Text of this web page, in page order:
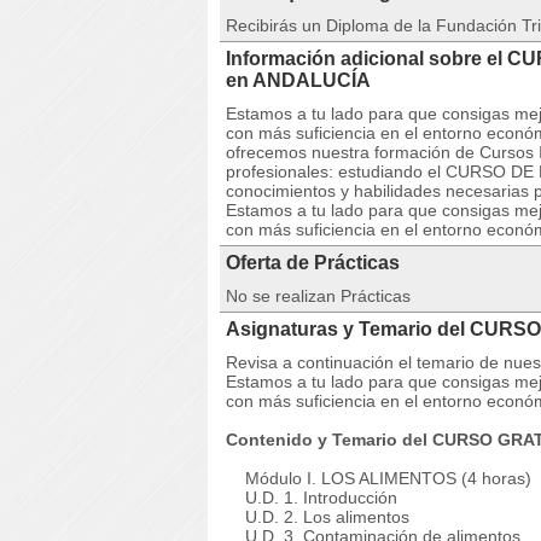
Recibirás un Diploma de la Fundación
Información adicional sobre el
en ANDALUCÍA
Estamos a tu lado para que consigas
con más suficiencia en el entorno
ofrecemos nuestra formación de
profesionales: estudiando el CURSO
conocimientos y habilidades necesarias
Estamos a tu lado para que consigas
con más suficiencia en el entorno
Oferta de Prácticas
No se realizan Prácticas
Asignaturas y Temario del
Revisa a continuación el temario de
Estamos a tu lado para que consigas
con más suficiencia en el entorno
Contenido y Temario del CURSO
Módulo I. LOS ALIMENTOS (4 horas)
U.D. 1. Introducción
U.D. 2. Los alimentos
U.D. 3. Contaminación de alimentos